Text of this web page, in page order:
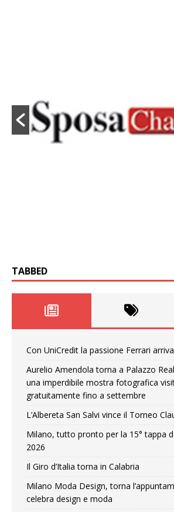
TABBED
Con UniCredit la passione Ferrari
Aurelio Amendola torna a Palazzo
una imperdibile mostra fotografica
gratuitamente fino a settembre
L’Albereta San Salvi vince il Torneo
Milano, tutto pronto per la 15° tappa
2026
Il Giro d’Italia torna in Calabria
Milano Moda Design, torna
celebra design e moda